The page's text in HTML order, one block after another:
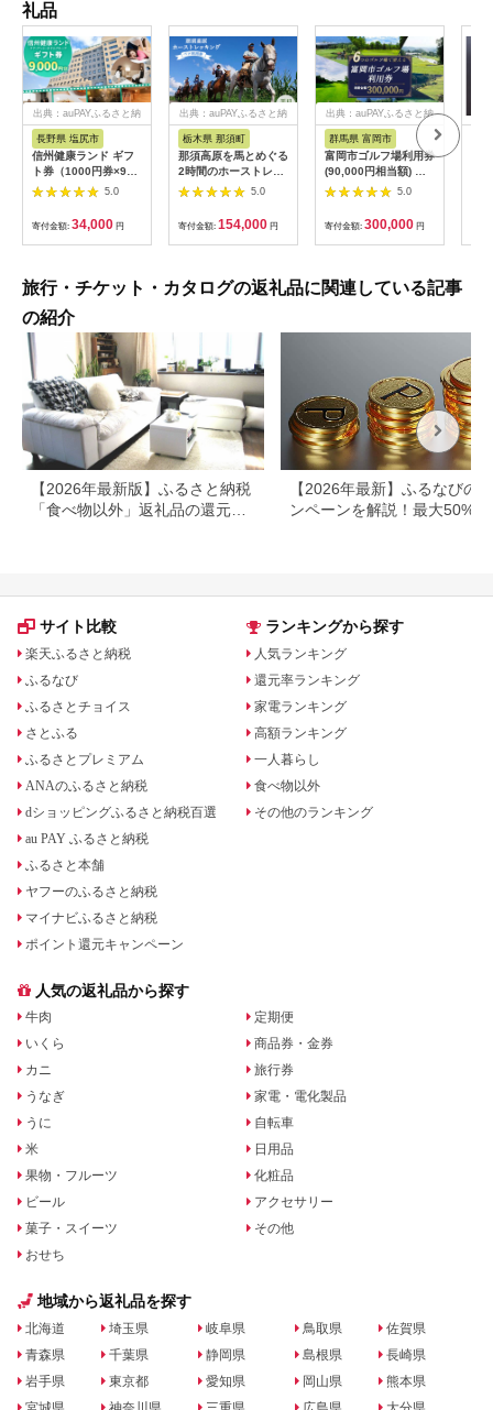
礼品
出典：auPAYふるさと納
長野県 塩尻市
信州健康ランド ギフ
ト券（1000円券×9
枚） | 信州健康ランド
サウナ 大浴場 ボディ
ケア リラクゼーショ
ン 施設 宿泊 家族連れ
長野県 塩尻市
5.0
寄付金額: 34,000 円
出典：auPAYふるさと納
栃木県 那須町
那須高原を馬とめぐる
2時間のホーストレッ
キング 外乗ペア利用
券【平日限定】チケッ
ト 利用券 ペア 体験
乗馬 初心者歓迎〔P-
100〕
5.0
寄付金額: 154,000 円
出典：auPAYふるさと納
群馬県 富岡市
富岡市ゴルフ場利用券
(90,000円相当額) ゴ
ルフ チケット 平日 土
日 祝日 プレー券 関東
群馬県 首都圏 F20E-
350
5.0
寄付金額: 300,000 円
旅行・チケット・カタログの返礼品に関連している記事
の紹介
【2026年最新版】ふるさと納税
「食べ物以外」返礼品の還元率
【2026年最新】ふるなびの
ンペーンを解説！最大50%還
サイト比較
楽天ふるさと納税
ふるなび
ふるさとチョイス
さとふる
ふるさとプレミアム
ANAのふるさと納税
dショッピングふるさと納税百選
au PAY ふるさと納税
ふるさと本舗
ヤフーのふるさと納税
マイナビふるさと納税
ポイント還元キャンペーン
ランキングから探す
人気ランキング
還元率ランキング
家電ランキング
高額ランキング
一人暮らし
食べ物以外
その他のランキング
人気の返礼品から探す
牛肉
いくら
カニ
うなぎ
うに
米
果物・フルーツ
ビール
菓子・スイーツ
おせち
定期便
商品券・金券
旅行券
家電・電化製品
自転車
日用品
化粧品
アクセサリー
その他
地域から返礼品を探す
北海道
青森県
岩手県
埼玉県
千葉県
東京都
岐阜県
静岡県
愛知県
鳥取県
島根県
岡山県
佐賀県
長崎県
熊本県